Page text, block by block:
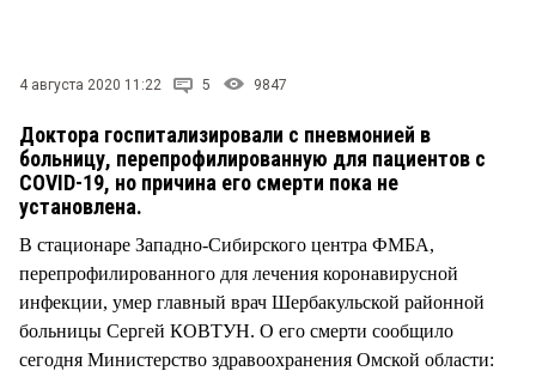
4 августа 2020 11:22 5 9847
Доктора госпитализировали с пневмонией в
больницу, перепрофилированную для пациентов с
COVID-19, но причина его смерти пока не
установлена.
В стационаре Западно-Сибирского центра ФМБА,
перепрофилированного для лечения коронавирусной
инфекции, умер главный врач Шербакульской районной
больницы Сергей КОВТУН. О его смерти сообщило
сегодня Министерство здравоохранения Омской области: